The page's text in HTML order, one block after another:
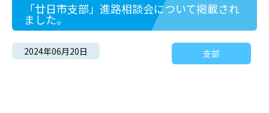
「廿日市支部」進路相談会について掲載され
ました。
2024年06月20日 支部